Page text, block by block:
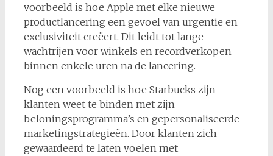
voorbeeld is hoe Apple met elke nieuwe
productlancering een gevoel van urgentie en
exclusiviteit creëert. Dit leidt tot lange
wachtrijen voor winkels en recordverkopen
binnen enkele uren na de lancering.
Nog een voorbeeld is hoe Starbucks zijn
klanten weet te binden met zijn
beloningsprogramma’s en gepersonaliseerde
marketingstrategieën. Door klanten zich
gewaardeerd te laten voelen met